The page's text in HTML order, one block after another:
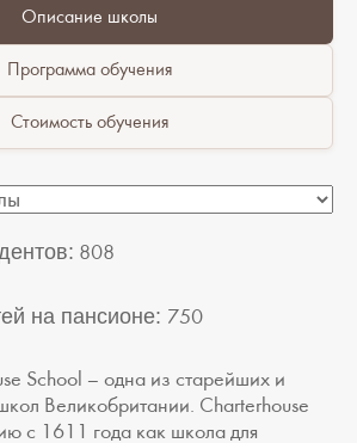
Описание школы
Программа обучения
Стоимость обучения
808
на пансионе: 750
School – одна из старейших и
Великобритании. Charterhouse
с 1611 года как школа для